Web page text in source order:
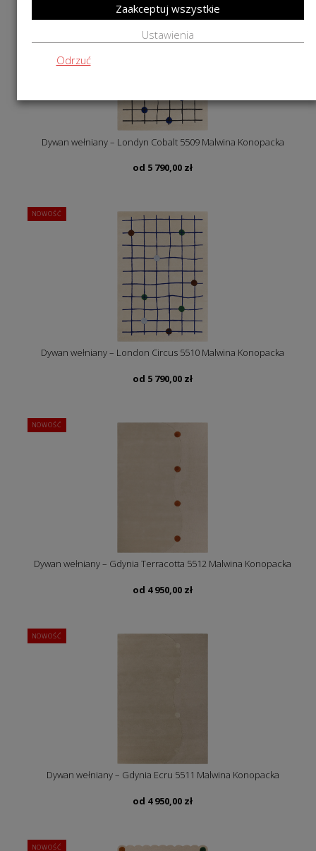
Dywan wełniany – Londyn Cobalt 5509 Malwina Konopacka
od 5 790,00 zł
NOWOŚĆ
Dywan wełniany – London Circus 5510 Malwina Konopacka
od 5 790,00 zł
NOWOŚĆ
Dywan wełniany – Gdynia Terracotta 5512 Malwina Konopacka
od 4 950,00 zł
NOWOŚĆ
Dywan wełniany – Gdynia Ecru 5511 Malwina Konopacka
od 4 950,00 zł
NOWOŚĆ
Ustawienia
Odrzuć
Zaakceptuj wszystkie